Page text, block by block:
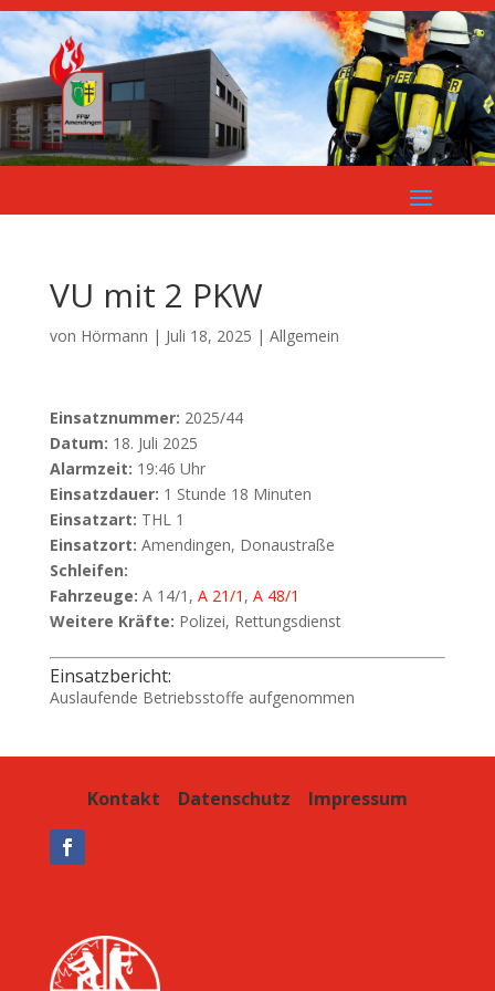
VU mit 2 PKW
von Hörmann | Juli 18, 2025 | Allgemein
Einsatznummer: 2025/44
Datum: 18. Juli 2025
Alarmzeit: 19:46 Uhr
Einsatzdauer: 1 Stunde 18 Minuten
Einsatzart: THL 1
Einsatzort: Amendingen, Donaustraße
Schleifen:
Fahrzeuge: A 14/1, A 21/1 , A 48/1
Weitere Kräfte: Polizei, Rettungsdienst
Einsatzbericht:
Auslaufende Betriebsstoffe aufgenommen
Kontakt Datenschutz Impressum